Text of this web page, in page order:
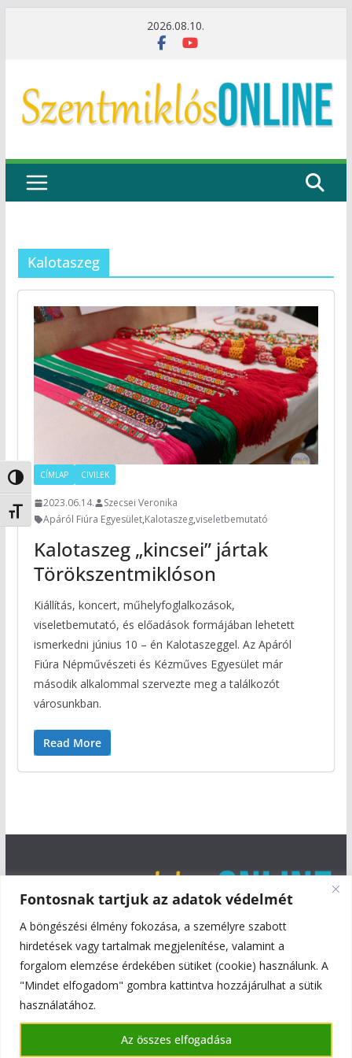
Fontosnak tartjuk az adatok védelmét
A böngészési élmény fokozása, a személyre szabott
hirdetések vagy tartalmak megjelenítése, valamint a
forgalom elemzése érdekében sütiket (cookie) használunk. A
"Mindet elfogadom" gombra kattintva hozzájárulhat a sütik
használatához.
Az összes elfogadása
Nagy kontraszt váltása
Betűméret váltása
2026.08.10.
Kalotaszeg
CÍMLAP CIVILEK
2023.06.14.
Szecsei Veronika
Apáról Fiúra Egyesület,Kalotaszeg,viseletbemutató
Kalotaszeg „kincsei” jártak
Törökszentmiklóson
Kiállítás, koncert, műhelyfoglalkozások,
viseletbemutató, és előadások formájában lehetett
ismerkedni június 10 – én Kalotaszeggel. Az Apáról
Fiúra Népművészeti és Kézműves Egyesület már
második alkalommal szervezte meg a találkozót
városunkban.
Read More
Copyright © 2026Szentmiklós Online
Theme:ColorMagby ThemeGrill. Powered byWordPress.